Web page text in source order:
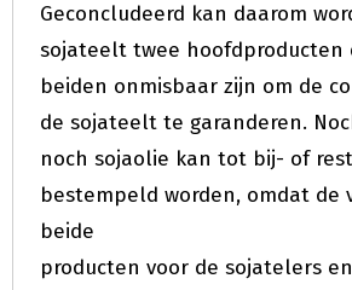
Geconcludeerd kan daarom
sojateelt twee hoofdproducten
beiden onmisbaar zijn om de
de sojateelt te garanderen.
noch sojaolie kan tot bij- of
bestempeld worden, omdat de
beide
producten voor de sojatelers